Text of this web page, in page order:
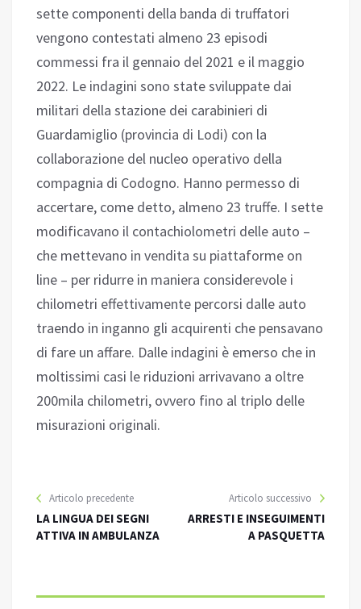
sette componenti della banda di truffatori
vengono contestati almeno 23 episodi
commessi fra il gennaio del 2021 e il maggio
2022. Le indagini sono state sviluppate dai
militari della stazione dei carabinieri di
Guardamiglio (provincia di Lodi) con la
collaborazione del nucleo operativo della
compagnia di Codogno. Hanno permesso di
accertare, come detto, almeno 23 truffe. I sette
modificavano il contachiolometri delle auto –
che mettevano in vendita su piattaforme on
line – per ridurre in maniera considerevole i
chilometri effettivamente percorsi dalle auto
traendo in inganno gli acquirenti che pensavano
di fare un affare. Dalle indagini è emerso che in
moltissimi casi le riduzioni arrivavano a oltre
200mila chilometri, ovvero fino al triplo delle
misurazioni originali.
Articolo precedente
LA LINGUA DEI SEGNI
ATTIVA IN AMBULANZA
Articolo successivo
ARRESTI E INSEGUIMENTI
A PASQUETTA